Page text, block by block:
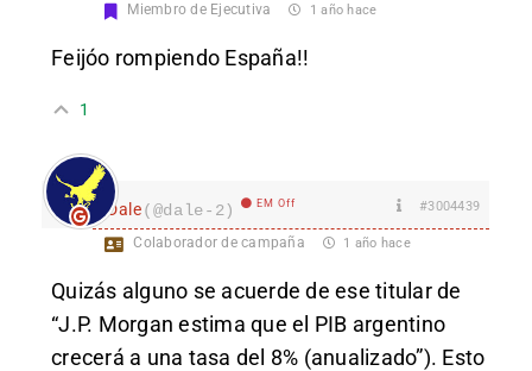
Miembro de Ejecutiva 1 año hace
Feijóo rompiendo España!!
1
Dale(@dale-2) EM Off #3004439
Colaborador de campaña 1 año hace
Quizás alguno se acuerde de ese titular de
“J.P. Morgan estima que el PIB argentino
crecerá a una tasa del 8% (anualizado”). Esto